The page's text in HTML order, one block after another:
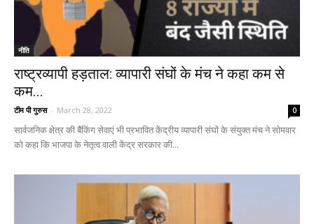
नीति
राष्ट्रव्यापी हड़ताल: व्यापारी संघों के मंच ने कहा कम से
कम...
टीम पी गुरुस - March 28, 2022 0
सार्वजनिक क्षेत्र की बैंकिंग सेवाएं भी प्रभावित केंद्रीय व्यापारी संघों के संयुक्त मंच ने सोमवार
को कहा कि भाजपा के नेतृत्व वाली केंद्र सरकार की...